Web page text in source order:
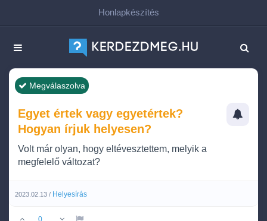
Honlapkészítés
Megválaszolva
Egyet értek vagy egyetértek?
Hogyan írjuk helyesen?
Volt már olyan, hogy eltévesztettem, melyik a
megfelelő változat?
2023.02.13 / Helyesírás
0